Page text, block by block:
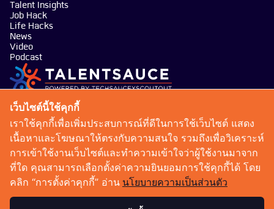
Talent Insights
Job Hack
Life Hacks
News
Video
Podcast
บริษัท เทคซอส มีเดีย จำกัด
101 ทรู ดิจิทัล พาร์ค อาคาร กริฟฟิน ชั้น 14 ห้อง 1401
ถนนสุขุมวิท แขวงบางจาก เขตพระโขนง กรุงเทพมหานคร
10260
talentsauce@techsauce.co
02-001-5375
เว็บไซต์นี้ใช้คุกกี้
เราใช้คุกกี้เพื่อเพิ่มประสบการณ์ที่ดีในการใช้เว็บไซต์ แสดง
เนื้อหาและโฆษณาให้ตรงกับความสนใจ รวมถึงเพื่อวิเคราะห์
การเข้าใช้งานเว็บไซต์และทำความเข้าใจว่าผู้ใช้งานมาจาก
ที่ใด คุณสามารถเลือกตั้งค่าความยินยอมการใช้คุกกี้ได้ โดย
คลิก “การตั้งค่าคุกกี้” อ่าน นโยบายความเป็นส่วนตัว